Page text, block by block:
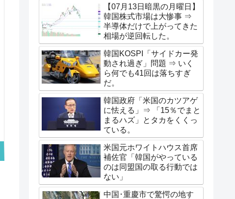
【07月13日暗黒の月曜日】
韓国株式市場は大惨事 ⇒
半導体だけで上がってきた
相場が逆回転した。
韓国KOSPI「サイドカー発
動され過ぎ」問題 ⇒ いく
ら何でも41回は落ちすぎ
だ。
韓国政府「米国のカツアゲ
に怯える」⇒ 「15％でまと
まるハズ」とタカをくくっ
ている。
米国元ホワイトハウス首席
補佐官「韓国がやっている
のは同盟国の取る行動では
ない」
中国･重慶市で驚愕の地す